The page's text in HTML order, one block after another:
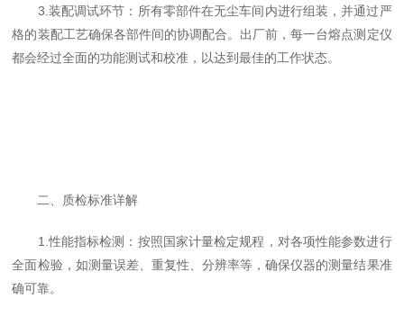
3.装配调试环节：所有零部件在无尘车间内进行组装，并通过严
格的装配工艺确保各部件间的协调配合。出厂前，每一台熔点测定仪
都会经过全面的功能测试和校准，以达到最佳的工作状态。
二、质检标准详解
1.性能指标检测：按照国家计量检定规程，对各项性能参数进行
全面检验，如测量误差、重复性、分辨率等，确保仪器的测量结果准
确可靠。